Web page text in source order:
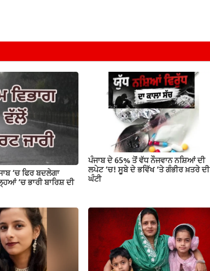
‘ਚ ਫਿਰ ਬਦਲੇਗਾ
‘ਚ ਭਾਰੀ ਬਾਰਿਸ਼ ਦੀ
ਪੰਜਾਬ ਦੇ 65% ਤੋਂ ਵੱਧ ਨੌਜਵਾਨ ਨਸ਼ਿਆਂ ਦੀ
ਲਪੇਟ ‘ਚ! ਸੂਬੇ ਦੇ ਭਵਿੱਖ ‘ਤੇ ਗੰਭੀਰ ਖ਼ਤਰੇ ਦੀ
ਘੰਟੀ